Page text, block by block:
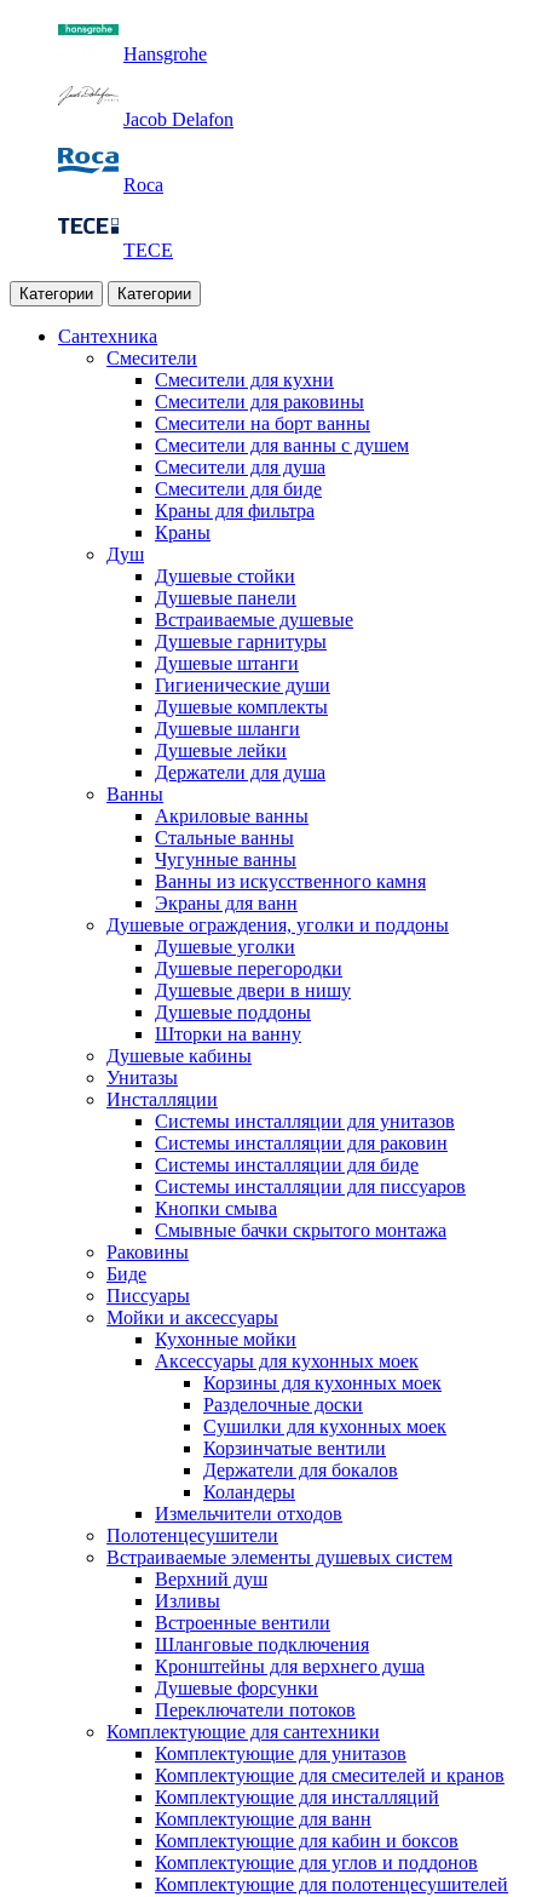
Hansgrohe
Jacob Delafon
Roca
TECE
Категории Категории
Сантехника
Смесители
Смесители для кухни
Смесители для раковины
Смесители на борт ванны
Смесители для ванны с душем
Смесители для душа
Смесители для биде
Краны для фильтра
Краны
Душ
Душевые стойки
Душевые панели
Встраиваемые душевые
Душевые гарнитуры
Душевые штанги
Гигиенические души
Душевые комплекты
Душевые шланги
Душевые лейки
Держатели для душа
Ванны
Акриловые ванны
Стальные ванны
Чугунные ванны
Ванны из искусственного камня
Экраны для ванн
Душевые ограждения, уголки и поддоны
Душевые уголки
Душевые перегородки
Душевые двери в нишу
Душевые поддоны
Шторки на ванну
Душевые кабины
Унитазы
Инсталляции
Системы инсталляции для унитазов
Системы инсталляции для раковин
Системы инсталляции для биде
Системы инсталляции для писсуаров
Кнопки смыва
Смывные бачки скрытого монтажа
Раковины
Биде
Писсуары
Мойки и аксессуары
Кухонные мойки
Аксессуары для кухонных моек
Корзины для кухонных моек
Разделочные доски
Сушилки для кухонных моек
Корзинчатые вентили
Держатели для бокалов
Коландеры
Измельчители отходов
Полотенцесушители
Встраиваемые элементы душевых систем
Верхний душ
Изливы
Встроенные вентили
Шланговые подключения
Кронштейны для верхнего душа
Душевые форсунки
Переключатели потоков
Комплектующие для сантехники
Комплектующие для унитазов
Комплектующие для смесителей и кранов
Комплектующие для инсталляций
Комплектующие для ванн
Комплектующие для кабин и боксов
Комплектующие для углов и поддонов
Комплектующие для полотенцесушителей